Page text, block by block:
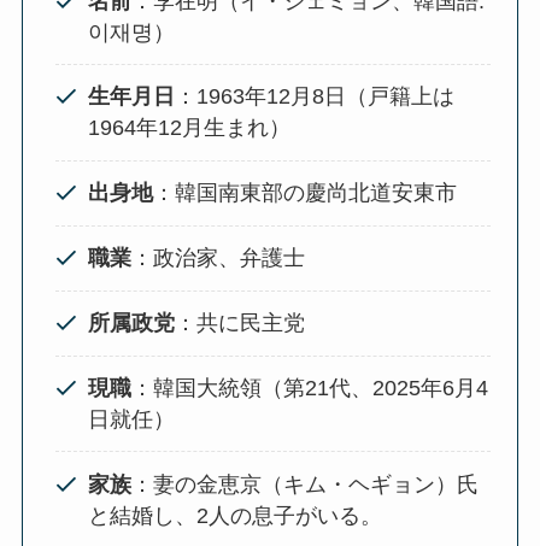
이재명）
生年月日 ：1963年12月8日（戸籍上は
1964年12月生まれ）
出身地：韓国南東部の慶尚北道安東市
職業：政治家、弁護士
所属政党：共に民主党
現職：韓国大統領（第21代、2025年6月4
日就任）
家族：妻の金恵京（キム・ヘギョン）氏
と結婚し、2人の息子がいる。